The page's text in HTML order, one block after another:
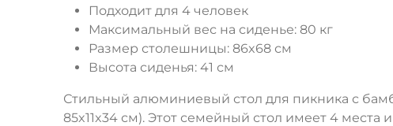
Подходит для 4 человек
Максимальный вес на сиденье: 80 кг
Размер столешницы: 86x68 см
Высота сиденья: 41 см
Стильный алюминиевый стол для пикника с
85x11x34 см). Этот семейный стол имеет 4 места